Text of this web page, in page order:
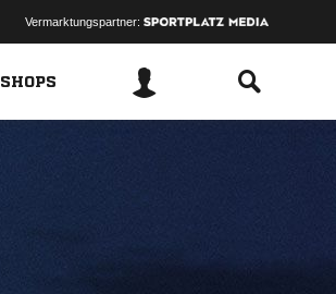
Vermarktungspartner:
SHOPS